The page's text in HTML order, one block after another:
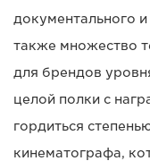
документального
также множество
для брендов
целой полки с
гордиться
кинематографа,